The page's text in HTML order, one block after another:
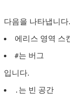
다음을 나타냅니다.
에리스 영역 스
#는 버그
입니다.
. 는 빈 공간